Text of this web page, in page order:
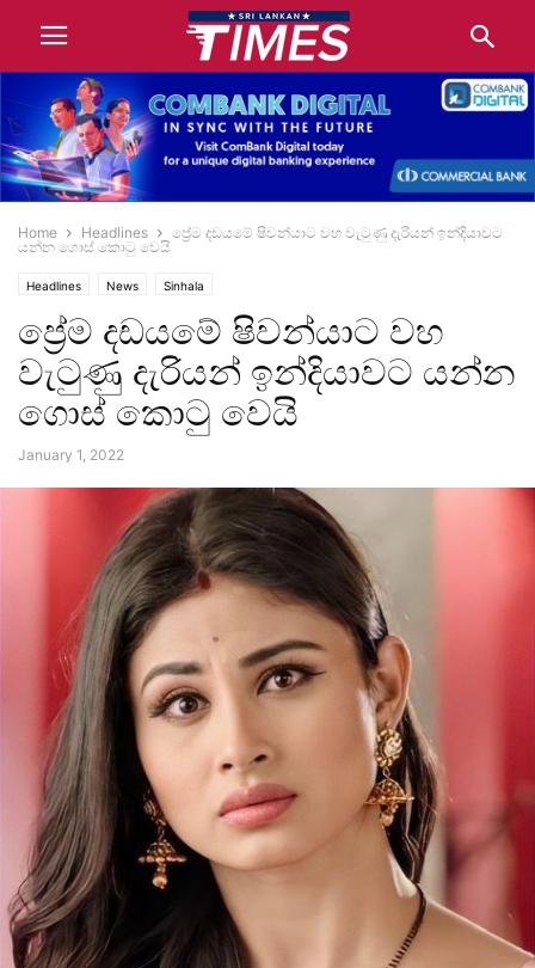
Home Headlines
ප්‍රේම දඩයමේ ෂිවන්යාට වහ වැටුණු දැරියන් ඉන්දියාවට
යන්න ගොස් කොටු වෙයි
Headlines News Sinhala
ප්‍රේම දඩයමේ ෂිවන්යාට වහ
වැටුණු දැරියන් ඉන්දියාවට යන්න
ගොස් කොටු වෙයි
January 1, 2022